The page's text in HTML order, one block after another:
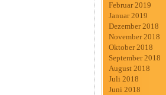
Februar 2019
Januar 2019
Dezember 2018
November 2018
Oktober 2018
September 2018
August 2018
Juli 2018
Juni 2018